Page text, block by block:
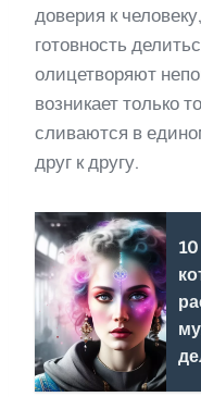
доверия к
готовность
олицетворяют
возникает только
сливаются в
друг к другу.